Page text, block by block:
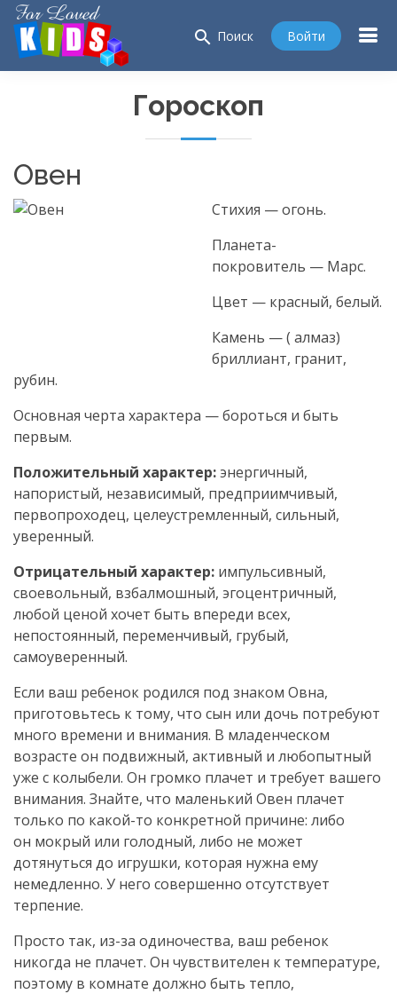
search Поиск Войти
Гороскоп
Овен
Стихия — огонь.
Планета-
покровитель — Марс.
Цвет — красный, белый.
Камень — ( алмаз)
бриллиант, гранит,
рубин.
Основная черта характера — бороться и быть
первым.
Положительный характер:энергичный,
напористый, независимый, предприимчивый,
первопроходец, целеустремленный, сильный,
уверенный.
Отрицательный характер: импульсивный,
своевольный, взбалмошный, эгоцентричный,
любой ценой хочет быть впереди всех,
непостоянный, переменчивый, грубый,
самоуверенный.
Если ваш ребенок родился под знаком Овна,
приготовьтесь к тому, что сын или дочь потребуют
много времени и внимания. В младенческом
возрасте он подвижный, активный и любопытный
уже с колыбели. Он громко плачет и требует вашего
внимания. Знайте, что маленький Овен плачет
только по какой-то конкретной причине: либо
он мокрый или голодный, либо не может
дотянуться до игрушки, которая нужна ему
немедленно. У него совершенно отсутствует
терпение.
Просто так, из-за одиночества, ваш ребенок
никогда не плачет. Он чувствителен к температуре,
поэтому в комнате должно быть тепло,